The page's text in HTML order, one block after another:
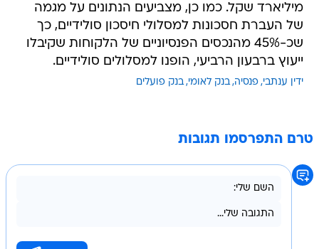
מיליארד שקל. כמו כן, מצביעים הנתונים על מגמה
של העברת חסכונות למסלולי חיסכון סולידיים, כך
שכ-45% מהנכסים הפנסיוניים של הלקוחות שקיבלו
ייעוץ ברבעון הרביעי, הופנו למסלולים סולידיים.
ידין ענתבי פנסיה בנק לאומי בנק פועלים
טרם התפרסמו תגובות